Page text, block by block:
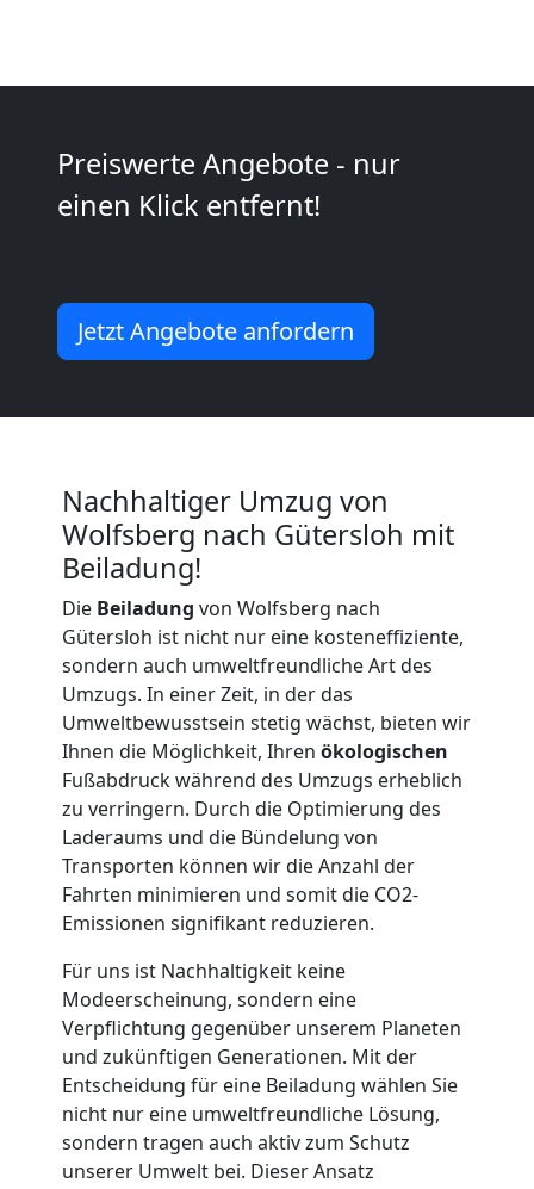
Preiswerte Angebote - nur
einen Klick entfernt!
Jetzt Angebote anfordern
Nachhaltiger Umzug von
Wolfsberg nach Gütersloh mit
Beiladung!
Die Beiladung von Wolfsberg nach
Gütersloh ist nicht nur eine kosteneffiziente,
sondern auch umweltfreundliche Art des
Umzugs. In einer Zeit, in der das
Umweltbewusstsein stetig wächst, bieten wir
Ihnen die Möglichkeit, Ihren ökologischen
Fußabdruck während des Umzugs erheblich
zu verringern. Durch die Optimierung des
Laderaums und die Bündelung von
Transporten können wir die Anzahl der
Fahrten minimieren und somit die CO2-
Emissionen signifikant reduzieren.
Für uns ist Nachhaltigkeit keine
Modeerscheinung, sondern eine
Verpflichtung gegenüber unserem Planeten
und zukünftigen Generationen. Mit der
Entscheidung für eine Beiladung wählen Sie
nicht nur eine umweltfreundliche Lösung,
sondern tragen auch aktiv zum Schutz
unserer Umwelt bei. Dieser Ansatz
Wolfsberg
Mann
LKW
Wolfsberg
Übersiedlung
Wolfsberg
Klaviertransport
Wolfsberg
Privatumzug
Wolfsberg
Tresortransport
Wolfsberg